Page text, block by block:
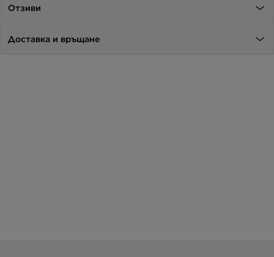
Отзиви
Доставка и връщане